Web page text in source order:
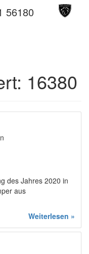
56180
16380
des Jahres 2020 in
aus
Weiterlesen »